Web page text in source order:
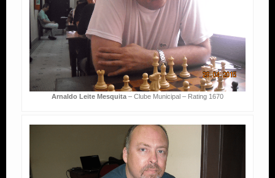
Arnaldo Leite Mesquita– Clube Municipal – Rating 1670